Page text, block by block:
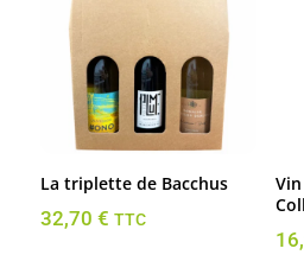
La triplette de Bacchus
32,70 € TTC